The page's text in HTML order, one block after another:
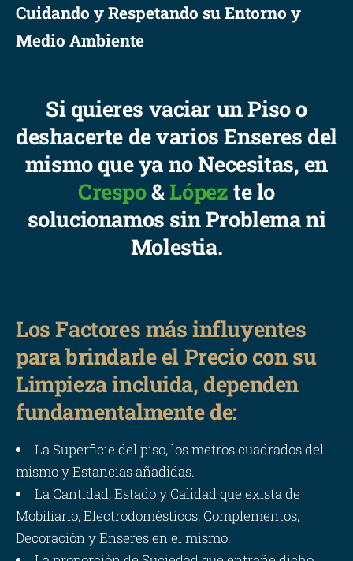
Cuidando y Respetando su Entorno y
Medio Ambiente
Si quieres vaciar un Piso o
deshacerte de varios Enseres del
mismo que ya no Necesitas, en
Crespo&Lópezte lo
solucionamos sin Problema ni
Molestia.
Los Factores más influyentes
para brindarle el Precio con su
Limpieza incluida, dependen
fundamentalmente de:
La Superficie del piso, los metros cuadrados del
mismo y Estancias añadidas.
La Cantidad, Estado y Calidad que exista de
Mobiliario, Electrodomésticos, Complementos,
Decoración y Enseres en el mismo.